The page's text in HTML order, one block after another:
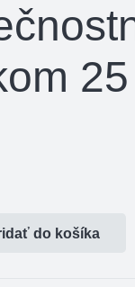
do košíka